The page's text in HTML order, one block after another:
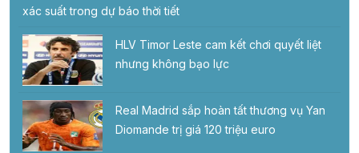
xác suất trong dự báo thời tiết
HLV Timor Leste cam kết chơi quyết liệt
nhưng không bạo lực
Real Madrid sắp hoàn tất thương vụ Yan
Diomande trị giá 120 triệu euro